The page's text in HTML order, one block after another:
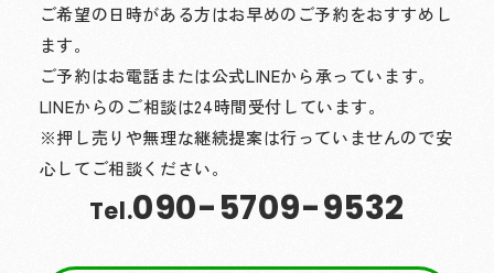
ご希望の日時がある方はお早めのご予約をおすすめし
ます。
ご予約はお電話または公式LINEから承っています。
LINEからのご相談は24時間受付しています。
※押し売りや無理な継続提案は行っていませんので安
心してご相談ください。
Tel.090-5709-9532